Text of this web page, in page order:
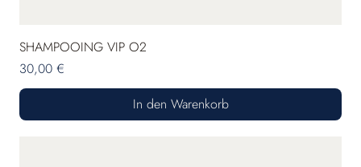
SHAMPOOING VIP O2
Preis
30,00 €
In den Warenkorb